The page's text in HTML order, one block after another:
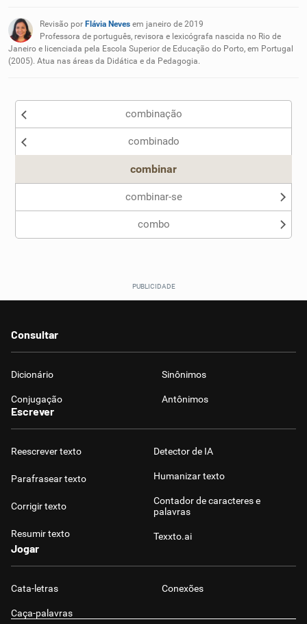
Nenhum dos sinônimos apresentados me ajudou
Outro
Revisão por Flávia Neves em janeiro de 2019
Professora de português, revisora e lexicógrafa nascida no Rio de
Janeiro e licenciada pela Escola Superior de Educação do Porto, em Portugal
(2005). Atua nas áreas da Didática e da Pedagogia.
combinação
combinado
combinar
combinar-se
combo
Consultar
Dicionário Sinônimos
Conjugação Antônimos
Escrever
Reescrever texto
Parafrasear texto
Corrigir texto
Resumir texto
Detector de IA
Humanizar texto
Contador de caracteres e
palavras
Texxto.ai
Jogar
Cata-letras Conexões
Caça-palavras